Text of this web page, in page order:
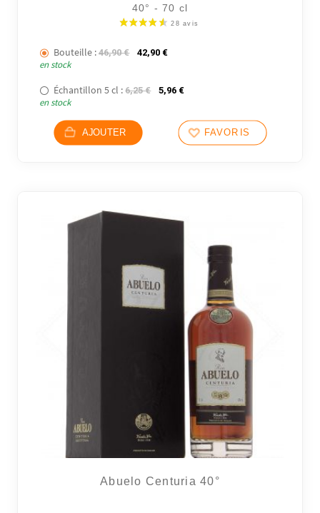
40° - 70 cl
Bouteille : 46,90€ Le prix initial était : 46,90 €.
42,90 €Le prix actuel est : 42,90 €.
en stock
Échantillon 5 cl : 6,25€ Le prix initial était : 6,25 €.
5,96 €Le prix actuel est : 5,96 €.
en stock
AJOUTER FAVORIS
Abuelo Centuria 40°